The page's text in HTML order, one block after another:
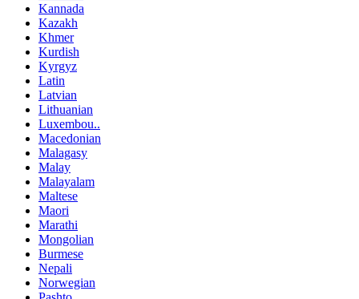
Kannada
Kazakh
Khmer
Kurdish
Kyrgyz
Latin
Latvian
Lithuanian
Luxembou..
Macedonian
Malagasy
Malay
Malayalam
Maltese
Maori
Marathi
Mongolian
Burmese
Nepali
Norwegian